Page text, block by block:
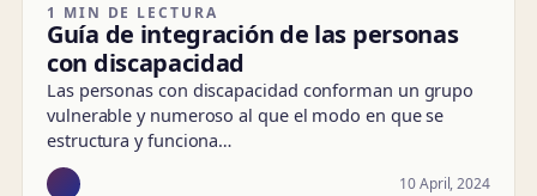
1 MIN DE LECTURA
Guía de integración de las personas
con discapacidad
Las personas con discapacidad conforman un grupo
vulnerable y numeroso al que el modo en que se
estructura y funciona…
10 April, 2024